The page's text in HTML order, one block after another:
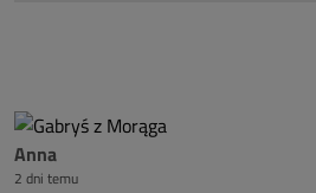
Anna
2 dni temu